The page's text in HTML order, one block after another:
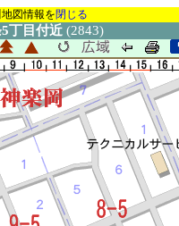
図情報を閉じる
丁目付近(2843)